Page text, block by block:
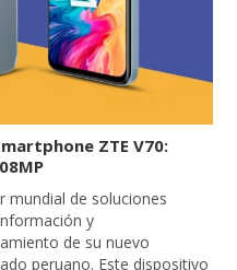
ZTE V70:
mundial de soluciones
y
de su nuevo
peruano. Este dispositivo